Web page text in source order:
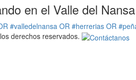
en el Valle del
#valledelnansa OR #herrerias OR
derechos reservados.